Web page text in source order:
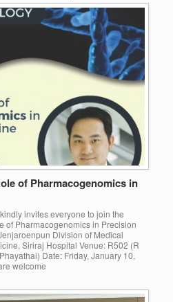
of Pharmacogenomics in
invites everyone to join the
of Pharmacogenomics in Precision
Division of Medical
Siriraj Hospital Venue: R502 (R
Date: Friday, January 10,
welcome